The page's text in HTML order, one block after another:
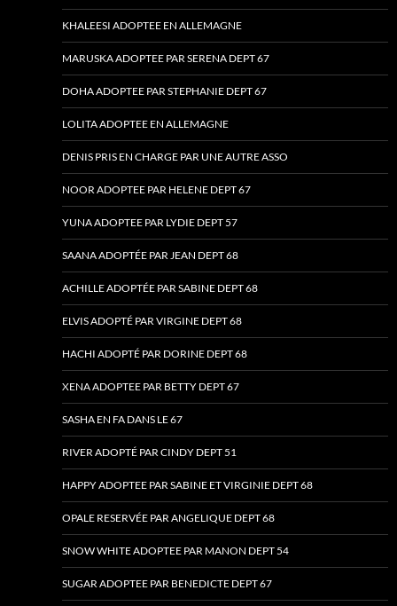
KHALEESI ADOPTEE EN ALLEMAGNE
MARUSKA ADOPTEE PAR SERENA DEPT 67
DOHA ADOPTEE PAR STEPHANIE DEPT 67
LOLITA ADOPTEE EN ALLEMAGNE
DENIS PRIS EN CHARGE PAR UNE AUTRE ASSO
NOOR ADOPTEE PAR HELENE DEPT 67
YUNA ADOPTEE PAR LYDIE DEPT 57
SAANA ADOPTÉE PAR JEAN DEPT 68
ACHILLE ADOPTÉE PAR SABINE DEPT 68
ELVIS ADOPTÉ PAR VIRGINE DEPT 68
HACHI ADOPTÉ PAR DORINE DEPT 68
XENA ADOPTEE PAR BETTY DEPT 67
SASHA EN FA DANS LE 67
RIVER ADOPTÉ PAR CINDY DEPT 51
HAPPY ADOPTEE PAR SABINE ET VIRGINIE DEPT 68
OPALE RESERVÉE PAR ANGELIQUE DEPT 68
SNOW WHITE ADOPTEE PAR MANON DEPT 54
SUGAR ADOPTEE PAR BENEDICTE DEPT 67